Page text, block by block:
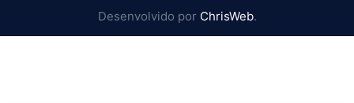
Desenvolvido por ChrisWeb.